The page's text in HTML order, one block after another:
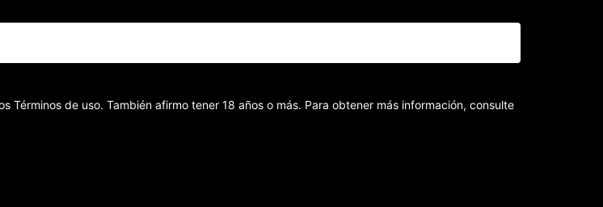
de uso. También afirmo tener 18 años o más. Para obtener más información, consulte